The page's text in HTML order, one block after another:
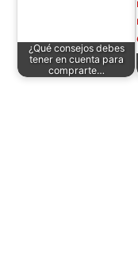
¿Qué consejos debes
tener en cuenta para
comprarte…